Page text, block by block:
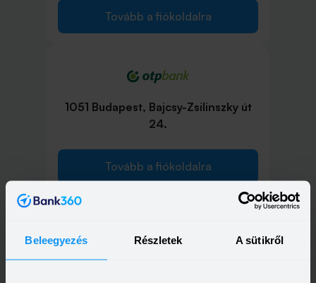
Beleegyezés Részletek A sütikről
Tovább a fiókoldalra
1051 Budapest, Bajcsy-Zsilinszky út
24.
Tovább a fiókoldalra
1051 Budapest, Nádor utca 16.